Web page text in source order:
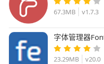
67.3MB v1.7.3
字体管理器
Release1 安装
23.29MB v20.0